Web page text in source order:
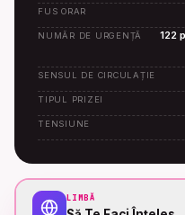
FUS ORAR
NUMĂR DE URGENȚĂ
122
SENSUL DE CIRCULAȚIE
TIPUL PRIZEI
TENSIUNE
LIMBĂ